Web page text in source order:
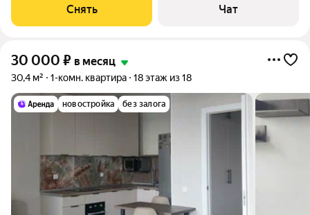
монолитный, окна выходят на улицу. Есть консьерж. В
подъезде 3 лифта - 1 грузовой и
Снять Чат
30 000 ₽ в месяц
30,4 м² 1-комн. квартира 18 этаж из 18
новостройка без залога